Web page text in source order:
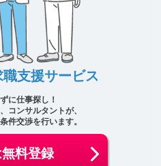
職支援サービス
に仕事探し！
コンサルタントが、
件交渉を行います。
料登録